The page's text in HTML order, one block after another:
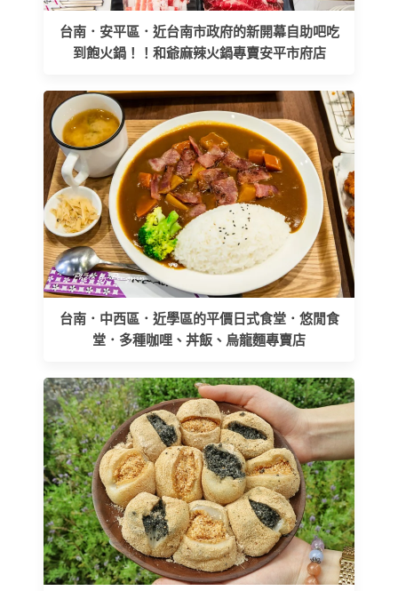
台南．安平區．近台南市政府的新開幕自助吧吃
到飽火鍋！！和爺麻辣火鍋專賣安平市府店
台南．中西區．近學區的平價日式食堂．悠閒食
堂．多種咖哩、丼飯、烏龍麵專賣店